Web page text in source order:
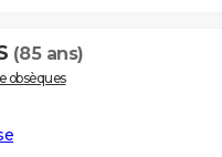
(85 ans)
obsèques